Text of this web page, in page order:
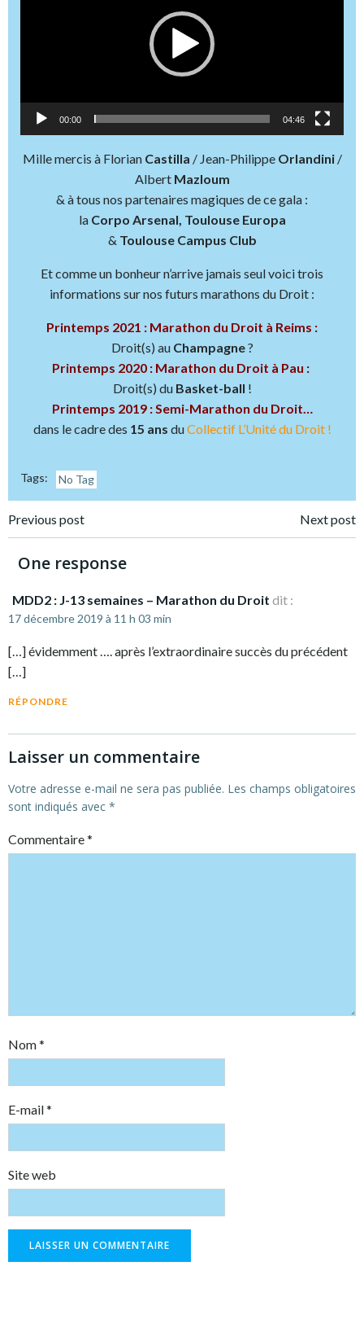
00:00 04:46
Mille mercis à Florian Castilla / Jean-Philippe Orlandini/
Albert Mazloum
& à tous nos partenaires magiques de ce gala :
la Corpo Arsenal, Toulouse Europa
& Toulouse Campus Club
Et comme un bonheur n’arrive jamais seul voici trois
informations sur nos futurs marathons du Droit :
Printemps 2021 : Marathon du Droit à Reims :
Droit(s) au Champagne?
Printemps 2020 : Marathon du Droit à Pau :
Droit(s) du Basket-ball !
Printemps 2019 : Semi-Marathon du Droit…
dans le cadre des 15 ans duCollectif L’Unité du Droit !
Tags: No Tag
Post
navigation
Previous post Next post
One response
MDD2 : J-13 semaines – Marathon du Droit dit :
17 décembre 2019 à 11 h 03 min
[…] évidemment …. après l’extraordinaire succès du précédent
[…]
RÉPONDRE
Laisser un commentaire
Votre adresse e-mail ne sera pas publiée. Les champs obligatoires
sont indiqués avec *
Commentaire*
Nom*
E-mail*
Site web